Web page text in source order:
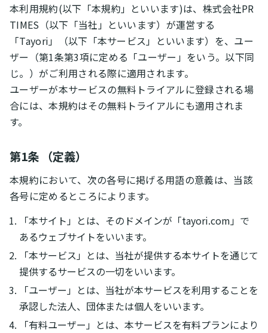
本利用規約(以下「本規約」といいます)は、株式会社PR
TIMES（以下「当社」といいます）が運営する
「Tayori」（以下「本サービス」といいます）を、ユー
ザー（第1条第3項に定める「ユーザー」をいう。以下同
じ。）がご利用される際に適用されます。
ユーザーが本サービスの無料トライアルに登録される場
合には、本規約はその無料トライアルにも適用されま
す。
第1条 （定義）
本規約において、次の各号に掲げる用語の意義は、当該
各号に定めるところによります。
「本サイト」とは、そのドメインが「tayori.com」で
あるウェブサイトをいいます。
「本サービス」とは、当社が提供する本サイトを通じて
提供するサービスの一切をいいます。
「ユーザー」とは、当社が本サービスを利用することを
承認した法人、団体または個人をいいます。
「有料ユーザー」とは、本サービスを有料プランにより